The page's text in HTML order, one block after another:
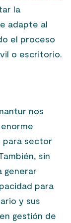
la
adapte al
el proceso
o escritorio.
nos
para sector
sin
generar
para
y sus
gestión de